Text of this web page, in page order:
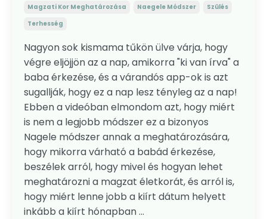
Magzati Kor Meghatározása Naegele Módszer
Szülés
Terhesség
Nagyon sok kismama tűkön ülve várja, hogy
végre eljöjjön az a nap, amikorra "ki van írva" a
baba érkezése, és a várandós app-ok is azt
sugallják, hogy ez a nap lesz tényleg az a nap!
Ebben a videóban elmondom azt, hogy miért
is nem a legjobb módszer ez a bizonyos
Nagele módszer annak a meghatározására,
hogy mikorra várható a babád érkezése,
beszélek arról, hogy mivel és hogyan lehet
meghatározni a magzat életkorát, és arról is,
hogy miért lenne jobb a kiírt dátum helyett
inkább a kiírt hónapban ...